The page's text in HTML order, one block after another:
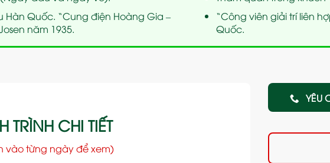
Hàn Quốc. “Cung điện Hoàng Gia –
năm 1935.
“Công viên giải trí liên
Quốc.
TRÌNH CHI TIẾT
vào từng ngày để xem)
YÊU